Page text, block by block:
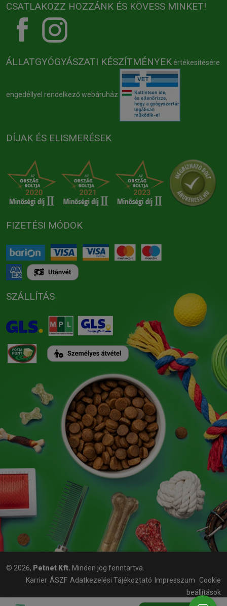
CSATLAKOZZ HOZZÁNK ÉS KÖVESS MINKET!
ÁLLATGYÓGYÁSZATI KÉSZÍTMÉNYEK értékesítésére
engedéllyel rendelkező webáruház
DÍJAK ÉS ELISMERÉSEK
FIZETÉSI MÓDOK
SZÁLLÍTÁS
© 2026, Petnet Kft. Minden jog fenntartva.
Karrier ÁSZF Adatkezelési Tájékoztató Impresszum
Cookie
beállítások